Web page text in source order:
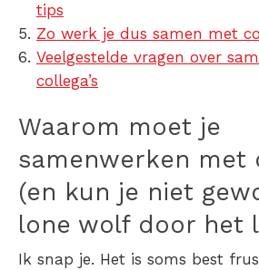
tips
Zo werk je dus samen met
Veelgestelde vragen over
collega’s
Waarom moet je
samenwerken met
(en kun je niet
lone wolf door het
Ik snap je. Het is soms best